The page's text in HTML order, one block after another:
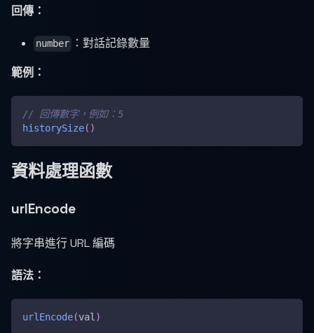
回傳：
number
：對話記錄數量
範例：
// 回傳數字，例如：5
historySize( )
資料處理函數
urlEncode
將字串進行 URL 編碼
語法：
urlEncode(val )